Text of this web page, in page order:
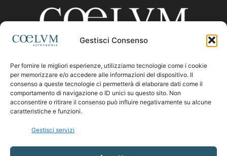
Gestisci Consenso
Per fornire le migliori esperienze, utilizziamo tecnologie come i cookie
per memorizzare e/o accedere alle informazioni del dispositivo. Il
consenso a queste tecnologie ci permetterà di elaborare dati come il
comportamento di navigazione o ID unici su questo sito. Non
acconsentire o ritirare il consenso può influire negativamente su alcune
caratteristiche e funzioni.
Gestisci servizi
CHI SIAMO
Contattaci:coelumastro@coelum.com